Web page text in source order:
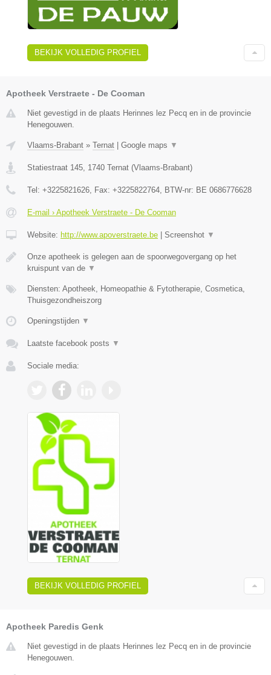
BEKIJK VOLLEDIG PROFIEL
Apotheek Verstraete - De Cooman
Niet gevestigd in de plaats Herinnes lez Pecq en in de provincie
Henegouwen.
Vlaams-Brabant » Ternat Google maps ▼
Statiestraat 145, 1740 Ternat (Vlaams-Brabant)
Tel: +3225821626, Fax: +3225822764, BTW-nr: BE 0686776628
E-mail › Apotheek Verstraete - De Cooman
Website: http://www.apoverstraete.be Screenshot ▼
Onze apotheek is gelegen aan de spoorwegovergang op het
kruispunt van de ▼
Diensten: Apotheek, Homeopathie & Fytotherapie, Cosmetica,
Thuisgezondheiszorg
Openingstijden ▼
Laatste facebook posts ▼
Sociale media:
BEKIJK VOLLEDIG PROFIEL
Apotheek Paredis Genk
Niet gevestigd in de plaats Herinnes lez Pecq en in de provincie
Henegouwen.